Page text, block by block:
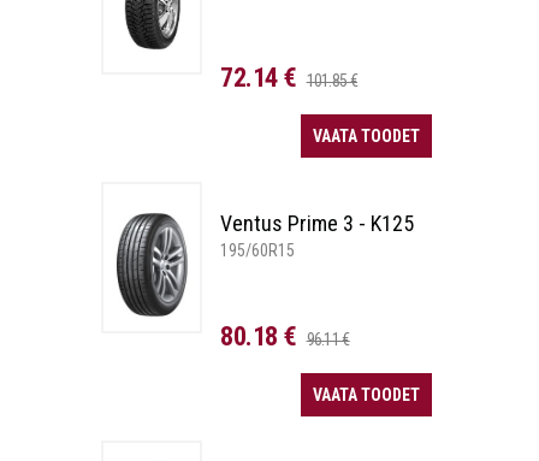
72.14 € 101.85 €
VAATA TOODET
Ventus Prime 3 - K125
195/60R15
80.18 € 96.11 €
VAATA TOODET